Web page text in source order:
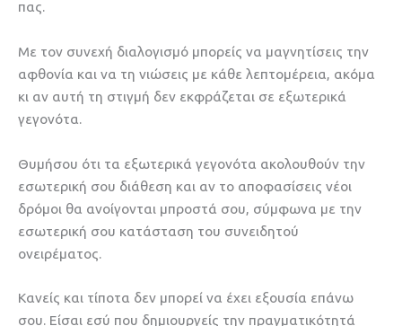
πας.
Με τον συνεχή διαλογισμό μπορείς να μαγνητίσεις την
αφθονία και να τη νιώσεις με κάθε λεπτομέρεια, ακόμα
κι αν αυτή τη στιγμή δεν εκφράζεται σε εξωτερικά
γεγονότα.
Θυμήσου ότι τα εξωτερικά γεγονότα ακολουθούν την
εσωτερική σου διάθεση και αν το αποφασίσεις νέοι
δρόμοι θα ανοίγονται μπροστά σου, σύμφωνα με την
εσωτερική σου κατάσταση του συνειδητού
ονειρέματος.
Κανείς και τίποτα δεν μπορεί να έχει εξουσία επάνω
σου. Είσαι εσύ που δημιουργείς την πραγματικότητά